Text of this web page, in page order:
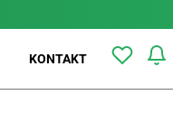
KONTAKT